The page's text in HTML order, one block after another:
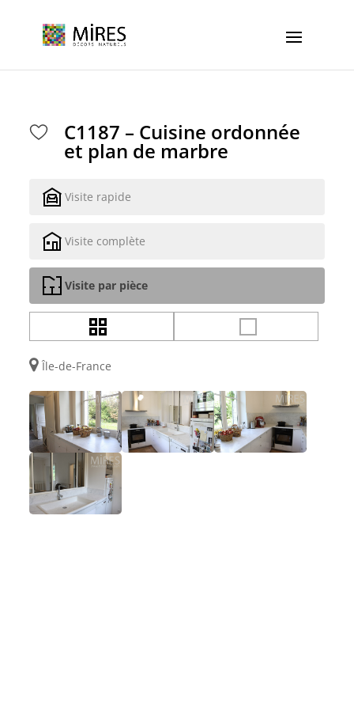
C1187 – Cuisine ordonnée
et plan de marbre
Visite rapide
Visite complète
Visite par pièce
Île-de-France